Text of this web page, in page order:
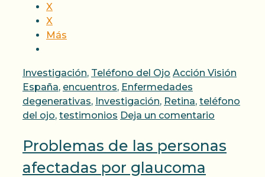
X
X
Más
Categorías
Investigación, Teléfono del Ojo Etiquetas
Acción Visión
España, encuentros, Enfermedades
degenerativas, Investigación, Retina, teléfono
del ojo, testimonios Deja un comentario
Problemas de las personas
afectadas por glaucoma